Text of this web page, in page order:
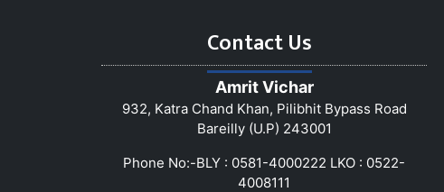
Contact Us
Amrit Vichar
932, Katra Chand Khan, Pilibhit Bypass Road
Bareilly (U.P) 243001
Phone No:-BLY : 0581-4000222 LKO : 0522-
4008111